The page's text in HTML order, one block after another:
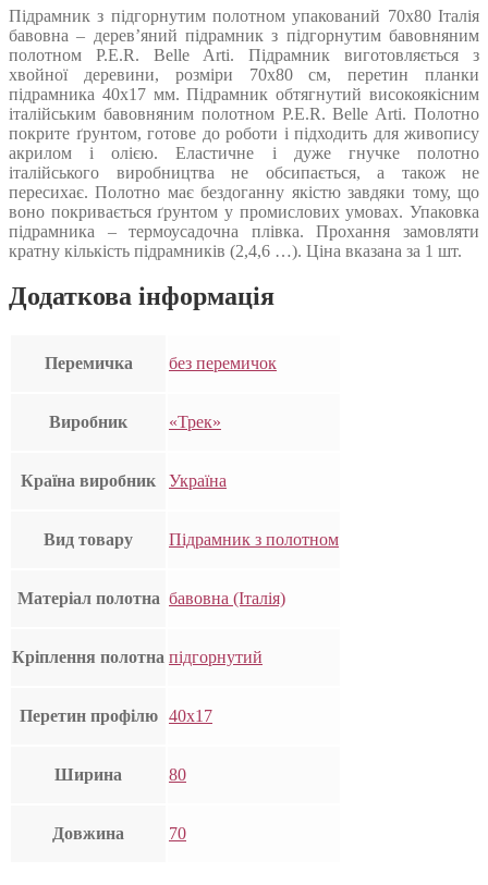
Підрамник з підгорнутим полотном упакований 70х80 Італія
бавовна – дерев’яний підрамник з підгорнутим бавовняним
полотном P.E.R. Belle Arti. Підрамник виготовляється з
хвойної деревини, розміри 70х80 см, перетин планки
підрамника 40х17 мм. Підрамник обтягнутий високоякісним
італійським бавовняним полотном P.E.R. Belle Arti. Полотно
покрите ґрунтом, готове до роботи і підходить для живопису
акрилом і олією. Еластичне і дуже гнучке полотно
італійського виробництва не обсипається, а також не
пересихає. Полотно має бездоганну якістю завдяки тому, що
воно покривається ґрунтом у промислових умовах. Упаковка
підрамника – термоусадочна плівка. Прохання замовляти
кратну кількість підрамників (2,4,6 …). Ціна вказана за 1 шт.
Додаткова інформація
Перемичка без перемичок
Виробник «Трек»
Країна виробник Україна
Вид товару Підрамник з полотном
Матеріал полотна бавовна (Італія)
Кріплення полотна підгорнутий
Перетин профілю 40х17
Ширина 80
Довжина 70